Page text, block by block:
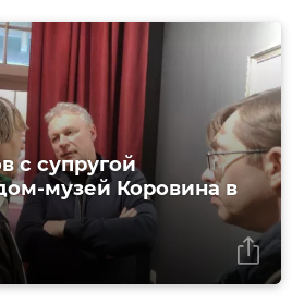
с супругой
музей Коровина в